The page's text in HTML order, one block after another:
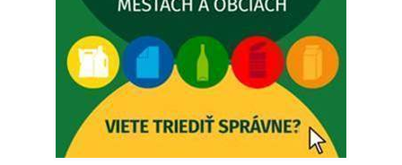
4. augusta 2026 15:30
Dnešný zvoz odpadu
Vážený občan, dnes 5. 8. sa zváža komunálny odpad.
5. augusta 2026 05:00